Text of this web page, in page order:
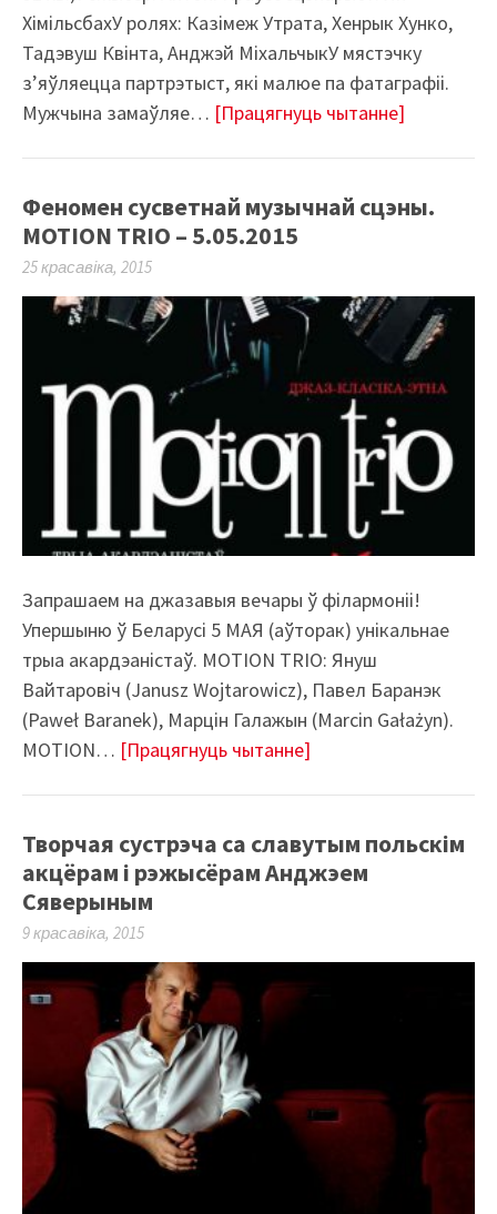
ХімільсбахУ ролях: Казімеж Утрата, Хенрык Хунко,
Тадэвуш Квінта, Анджэй МіхальчыкУ мястэчку
з’яўляецца партрэтыст, які малюе па фатаграфіі.
Мужчына замаўляе… [Працягнуць чытанне]
Феномен сусветнай музычнай сцэны.
MOTION TRIO – 5.05.2015
25 красавіка, 2015
​​Запрашаем на джазавыя вечары ў філармоніі!
Упершыню ў Беларусі 5 МАЯ (аўторак) унікальнае
трыа акардэаністаў. MOTION TRIO: Януш
Вайтаровіч (Janusz Wojtarowicz), Павел Баранэк
(Paweł Baranek), Марцін Галажын (Marcin Gałażyn).
MOTION… [Працягнуць чытанне]
Творчая сустрэча са славутым польскім
акцёрам і рэжысёрам Анджэем
Сяверыным
9 красавіка, 2015